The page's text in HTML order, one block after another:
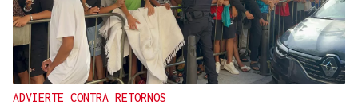
ADVIERTE CONTRA RETORNOS